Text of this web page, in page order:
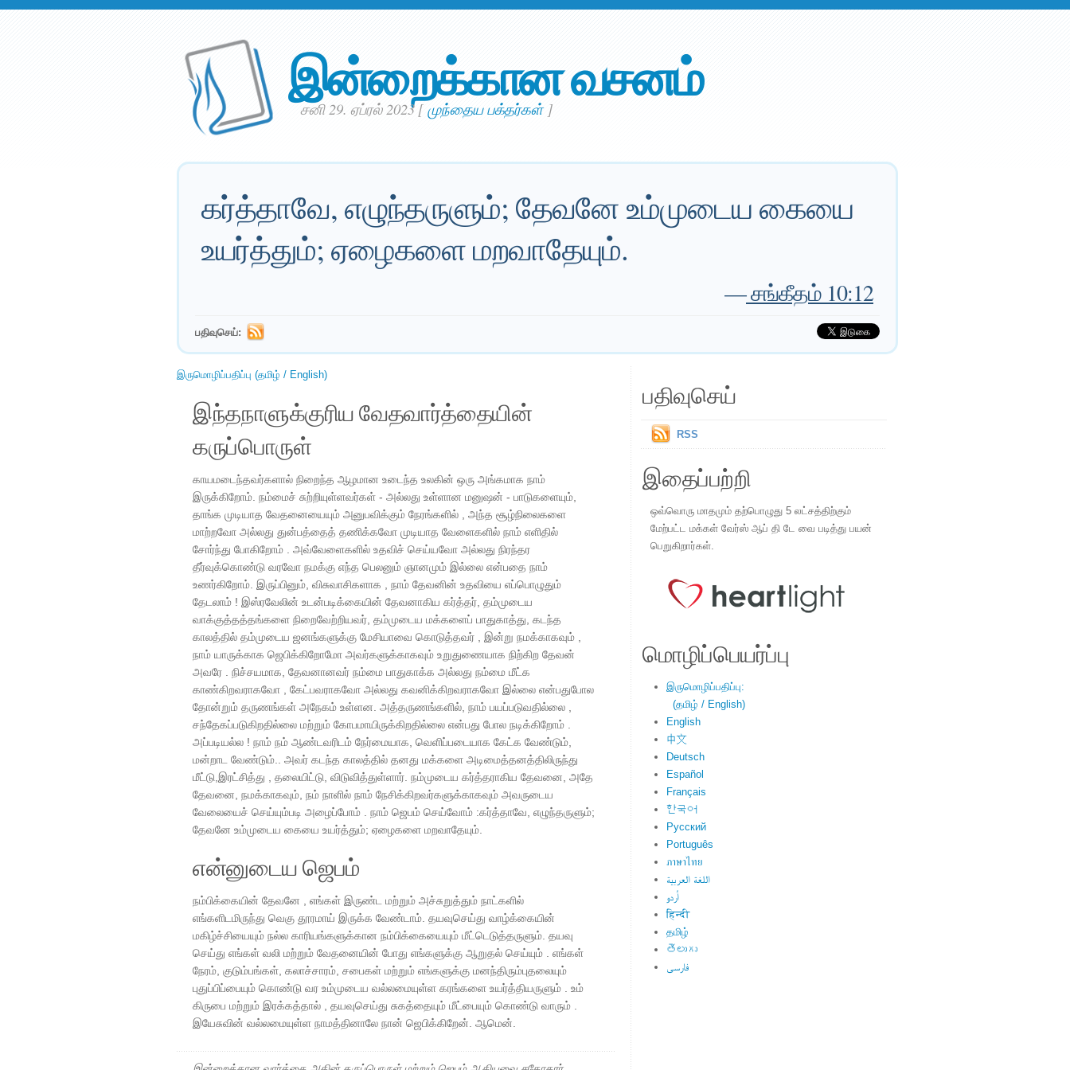
இன்றைக்கான வசனம்
சனி 29. ஏப்ரல் 2023[முந்தைய பக்தர்கள்]
கர்த்தாவே, எழுந்தருளும்; தேவனே உம்முடைய கையை
உயர்த்தும்; ஏழைகளை மறவாதேயும்.
—சங்கீதம் 10:12
பதிவுசெய்:
இருமொழிப்பதிப்பு (தமிழ் / English)
இந்தநாளுக்குரிய வேதவார்த்தையின்
கருப்பொருள்
காயமடைந்தவர்களால் நிறைந்த ஆழமான உடைந்த உலகின் ஒரு அங்கமாக நாம்
இருக்கிறோம். நம்மைச் சுற்றியுள்ளவர்கள் - அல்லது உள்ளான மனுஷன் - பாடுகளையும்,
தாங்க முடியாத வேதனையையும் அனுபவிக்கும் நேரங்களில் , அந்த சூழ்நிலைகளை
மாற்றவோ அல்லது துன்பத்தைத் தணிக்கவோ முடியாத வேளைகளில் நாம் எளிதில்
சோர்ந்து போகிறோம் . அவ்வேளைகளில் உதவிச் செய்யவோ அல்லது நிரந்தர
தீர்வுக்கொண்டு வரவோ நமக்கு எந்த பெலனும் ஞானமும் இல்லை என்பதை நாம்
உணர்கிறோம். இருப்பினும், விசுவாசிகளாக , நாம் தேவனின் உதவியை எப்பொழுதும்
தேடலாம் ! இஸ்ரவேலின் உடன்படிக்கையின் தேவனாகிய கர்த்தர், தம்முடைய
வாக்குத்தத்தங்களை நிறைவேற்றியவர், தம்முடைய மக்களைப் பாதுகாத்து, கடந்த
காலத்தில் தம்முடைய ஜனங்களுக்கு மேசியாவை கொடுத்தவர் , இன்று நமக்காகவும் ,
நாம் யாருக்காக ஜெபிக்கிறோமோ அவர்களுக்காகவும் உறுதுணையாக நிற்கிற தேவன்
அவரே . நிச்சயமாக, தேவனானவர் நம்மை பாதுகாக்க அல்லது நம்மை மீட்க
காண்கிறவராகவோ , கேட்பவராகவோ அல்லது கவனிக்கிறவராகவோ இல்லை என்பதுபோல
தோன்றும் தருணங்கள் அநேகம் உள்ளன. அத்தருணங்களில், நாம் பயப்படுவதில்லை ,
சந்தேகப்படுகிறதில்லை மற்றும் கோபமாயிருக்கிறதில்லை என்பது போல நடிக்கிறோம் .
அப்படியல்ல ! நாம் நம் ஆண்டவரிடம் நேர்மையாக, வெளிப்படையாக கேட்க வேண்டும்,
மன்றாட வேண்டும்.. அவர் கடந்த காலத்தில் தனது மக்களை அடிமைத்தனத்திலிருந்து
மீட்டு,இரட்சித்து , தலையிட்டு, விடுவித்துள்ளார். நம்முடைய கர்த்தராகிய தேவனை, அதே
தேவனை, நமக்காகவும், நம் நாளில் நாம் நேசிக்கிறவர்களுக்காகவும் அவருடைய
வேலையைச் செய்யும்படி அழைப்போம் . நாம் ஜெபம் செய்வோம் :கர்த்தாவே, எழுந்தருளும்;
தேவனே உம்முடைய கையை உயர்த்தும்; ஏழைகளை மறவாதேயும்.
என்னுடைய ஜெபம்
நம்பிக்கையின் தேவனே , எங்கள் இருண்ட மற்றும் அச்சுறுத்தும் நாட்களில்
எங்களிடமிருந்து வெகு தூரமாய் இருக்க வேண்டாம். தயவுசெய்து வாழ்க்கையின்
மகிழ்ச்சியையும் நல்ல காரியங்களுக்கான நம்பிக்கையையும் மீட்டெடுத்தருளும். தயவு
செய்து எங்கள் வலி மற்றும் வேதனையின் போது எங்களுக்கு ஆறுதல் செய்யும் . எங்கள்
நேரம், குடும்பங்கள், கலாச்சாரம், சபைகள் மற்றும் எங்களுக்கு மனந்திரும்புதலையும்
புதுப்பிப்பையும் கொண்டு வர உம்முடைய வல்லமையுள்ள கரங்களை உயர்த்தியருளும் . உம்
கிருபை மற்றும் இரக்கத்தால் , தயவுசெய்து சுகத்தையும் மீட்பையும் கொண்டு வாரும் .
இயேசுவின் வல்லமையுள்ள நாமத்தினாலே நான் ஜெபிக்கிறேன். ஆமென்.
பதிவுசெய்
RSS
இதைப்பற்றி
ஒவ்வொரு மாதமும் தற்பொழுது 5 லட்சத்திற்கும்
மேற்பட்ட மக்கள் வேர்ஸ் ஆப் தி டே வை படித்து பயன்
பெறுகிறார்கள்.
மொழிப்பெயர்ப்பு
இருமொழிப்பதிப்பு:
(தமிழ் / English)
English
中文
Deutsch
Español
Français
한국어
Русский
Português
ภาษาไทย
اللغة العربية
اُردو
हिन्दी
தமிழ்
తెలుగు
فارسی